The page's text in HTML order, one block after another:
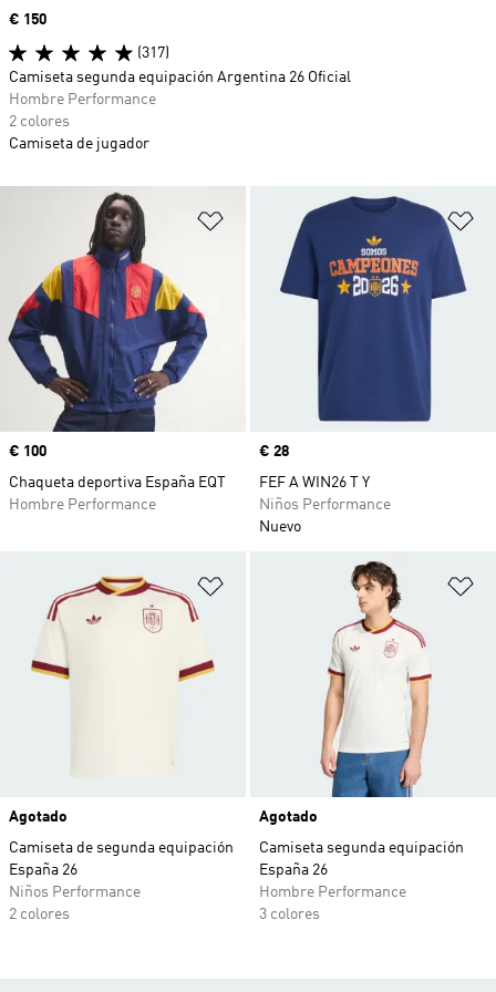
Añadir a la lista de deseos
Precio
€ 100
Chaqueta deportiva España EQT
Hombre Performance
Precio
€ 28
FEF A WIN26 T Y
Niños Performance
Nuevo
Añadir a la lista de deseos
Agotado
Camiseta de segunda equipación
España 26
Niños Performance
2 colores
Agotado
Camiseta segunda equipación
España 26
Hombre Performance
3 colores
Precio
€ 150
(317)
Camiseta segunda equipación Argentina 26 Oficial
Hombre Performance
2 colores
Camiseta de jugador